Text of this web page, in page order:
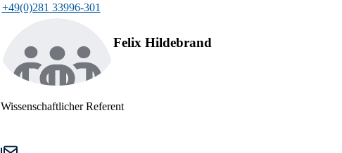
+49(0)281 33996-301
Felix Hildebrand
Wissenschaftlicher Referent